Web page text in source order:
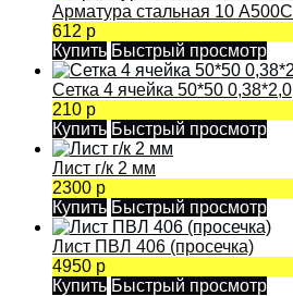
Арматура стальная 10 А500С
612 р
Купить Быстрый просмотр
Сетка 4 ячейка 50*50 0,38*2,0
210 р
Купить Быстрый просмотр
Лист г/к 2 мм
2300 р
Купить Быстрый просмотр
Лист ПВЛ 406 (просечка)
4950 р
Купить Быстрый просмотр